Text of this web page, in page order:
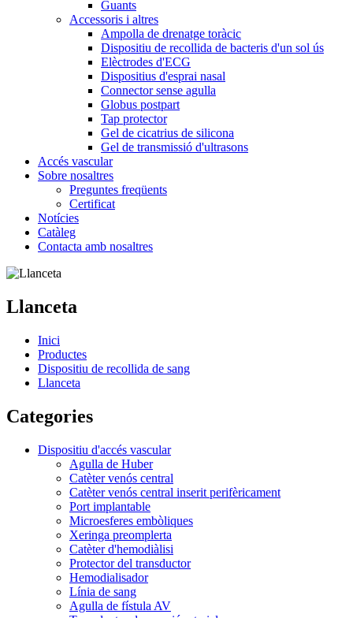
Guants
Accessoris i altres
Ampolla de drenatge toràcic
Dispositiu de recollida de bacteris d'un sol ús
Elèctrodes d'ECG
Dispositius d'esprai nasal
Connector sense agulla
Globus postpart
Tap protector
Gel de cicatrius de silicona
Gel de transmissió d'ultrasons
Accés vascular
Sobre nosaltres
Preguntes freqüents
Certificat
Notícies
Catàleg
Contacta amb nosaltres
Llanceta
Inici
Productes
Dispositiu de recollida de sang
Llanceta
Categories
Dispositiu d'accés vascular
Agulla de Huber
Catèter venós central
Catèter venós central inserit perifèricament
Port implantable
Microesferes embòliques
Xeringa preomplerta
Catèter d'hemodiàlisi
Protector del transductor
Hemodialisador
Línia de sang
Agulla de fístula AV